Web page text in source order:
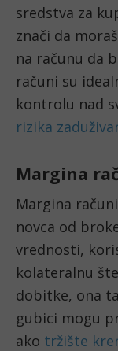
sredstva za
znači da
na računu da
računi su
kontrolu nad
rizika
Margina
Margina
novca od
vrednosti,
kolateralnu
dobitke, ona
gubici mogu
ako tržište